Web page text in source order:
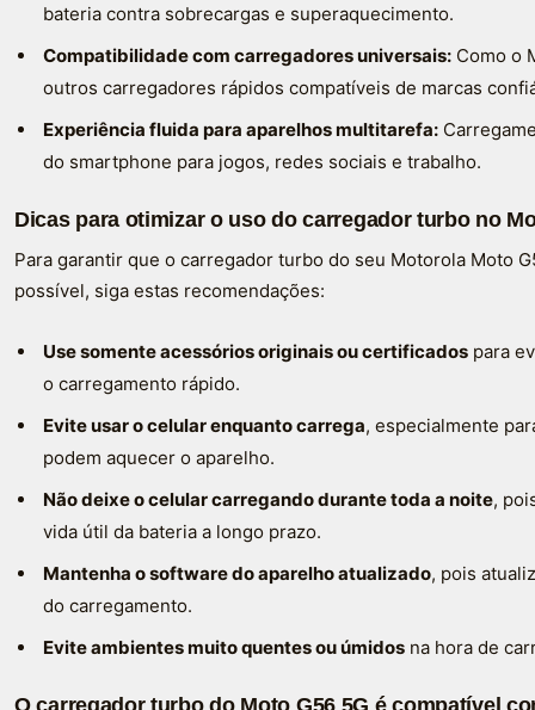
bateria contra sobrecargas e superaquecimento.
Compatibilidade com carregadores universais: Como o
outros carregadores rápidos compatíveis de marcas
Experiência fluida para aparelhos multitarefa:
do smartphone para jogos, redes sociais e trabalho.
Dicas para otimizar o uso do carregador turbo no
Para garantir que o carregador turbo do seu Motorola Moto
possível, siga estas recomendações:
Use somente acessórios originais ou certificados para
o carregamento rápido.
Evite usar o celular enquanto carrega, especialmente
podem aquecer o aparelho.
Não deixe o celular carregando durante toda a noite,
vida útil da bateria a longo prazo.
Mantenha o software do aparelho atualizado, pois
do carregamento.
Evite ambientes muito quentes ou úmidos na hora de
O carregador turbo do Moto G56 5G é compatível